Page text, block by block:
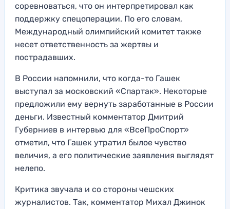
соревноваться, что он интерпретировал как
поддержку спецоперации. По его словам,
Международный олимпийский комитет также
несет ответственность за жертвы и
пострадавших.
В России напомнили, что когда-то Гашек
выступал за московский «Спартак». Некоторые
предложили ему вернуть заработанные в России
деньги. Известный комментатор Дмитрий
Губерниев в интервью для «ВсеПроСпорт»
отметил, что Гашек утратил былое чувство
величия, а его политические заявления выглядят
нелепо.
Критика звучала и со стороны чешских
журналистов. Так, комментатор Михал Джинок